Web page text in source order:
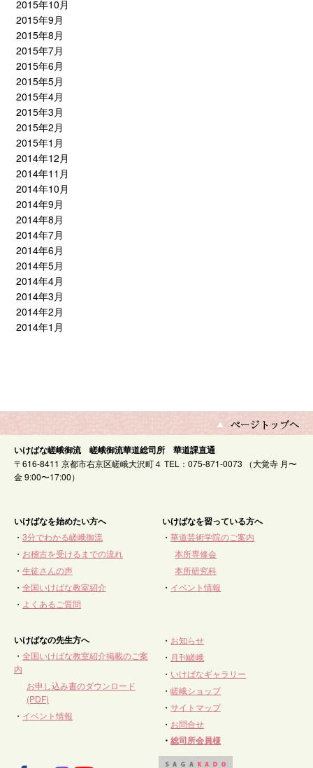
2015年10月
2015年9月
2015年8月
2015年7月
2015年6月
2015年5月
2015年4月
2015年3月
2015年2月
2015年1月
2014年12月
2014年11月
2014年10月
2014年9月
2014年8月
2014年7月
2014年6月
2014年5月
2014年4月
2014年3月
2014年2月
2014年1月
いけばな嵯峨御流 嵯峨御流華道総司所 華道課直通
〒616-8411 京都市右京区嵯峨大沢町４ TEL：075-871-0073 （大覚寺 月〜
金 9:00〜17:00）
いけばなを始めたい方へ
・ 3分でわかる嵯峨御流
・ お稽古を受けるまでの流れ
・ 生徒さんの声
・ 全国いけばな教室紹介
・ よくあるご質問
いけばなを習っている方へ
・華道芸術学院のご案内
本所専修会
本所研究科
・ イベント情報
いけばなの先生方へ
・ 全国いけばな教室紹介掲載のご案
内
お申し込み書のダウンロード
(PDF)
・ イベント情報
・ お知らせ
・ 月刊嵯峨
・ いけばなギャラリー
・嵯峨ショップ
・サイトマップ
・ お問合せ
・総司所会員様